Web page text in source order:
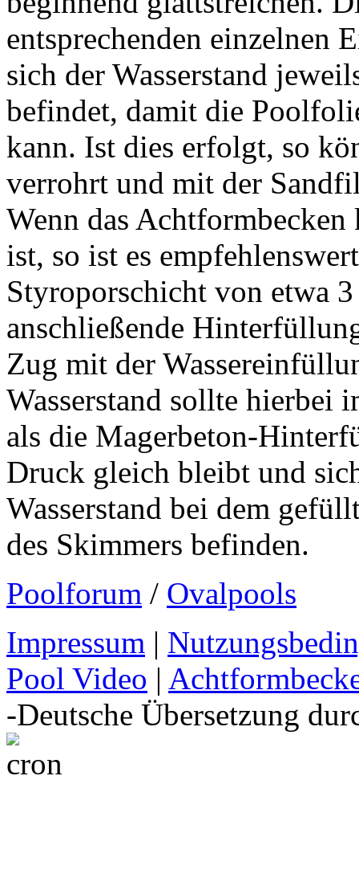
entsprechenden einzelnen
sich der Wasserstand
befindet, damit die
kann. Ist dies erfolgt, so
verrohrt und mit der
Wenn das
ist, so ist es
Styroporschicht von etwa
anschließende
Zug mit der
Wasserstand sollte hierbei
als die Magerbeton-
Druck gleich bleibt und
Wasserstand bei dem
des Skimmers befinden.
Poolforum / Ovalpools
Impressum |
Pool Video |
-Deutsche Übersetzung